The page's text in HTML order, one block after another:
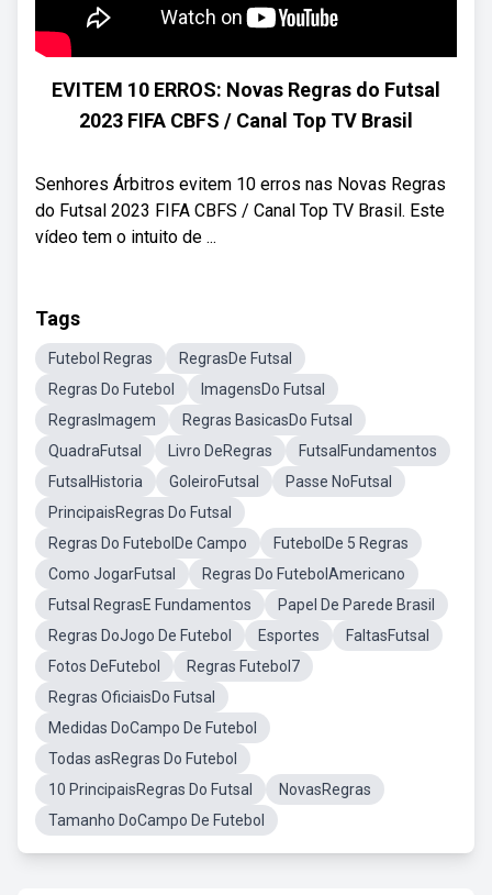
EVITEM 10 ERROS: Novas Regras do Futsal
2023 FIFA CBFS / Canal Top TV Brasil
Senhores Árbitros evitem 10 erros nas Novas Regras
do Futsal 2023 FIFA CBFS / Canal Top TV Brasil. Este
vídeo tem o intuito de ...
Tags
Futebol Regras
RegrasDe Futsal
Regras Do Futebol
ImagensDo Futsal
RegrasImagem
Regras BasicasDo Futsal
QuadraFutsal
Livro DeRegras
FutsalFundamentos
FutsalHistoria
GoleiroFutsal
Passe NoFutsal
PrincipaisRegras Do Futsal
Regras Do FutebolDe Campo
FutebolDe 5 Regras
Como JogarFutsal
Regras Do FutebolAmericano
Futsal RegrasE Fundamentos
Papel De Parede Brasil
Regras DoJogo De Futebol
Esportes
FaltasFutsal
Fotos DeFutebol
Regras Futebol7
Regras OficiaisDo Futsal
Medidas DoCampo De Futebol
Todas asRegras Do Futebol
10 PrincipaisRegras Do Futsal
NovasRegras
Tamanho DoCampo De Futebol